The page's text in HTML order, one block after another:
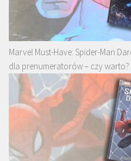
Marvel Must-Have: Spider-Man
dla prenumeratorów – czy warto?